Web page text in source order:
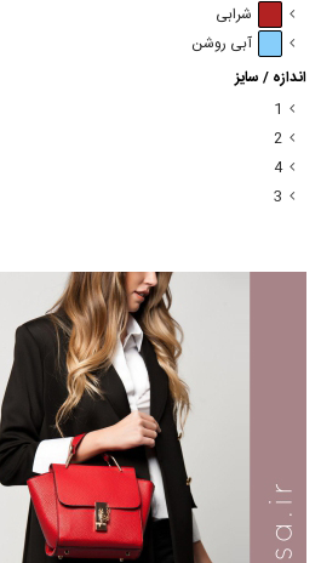
شرابی
آبی روشن
اندازه / سایز
1
2
4
3